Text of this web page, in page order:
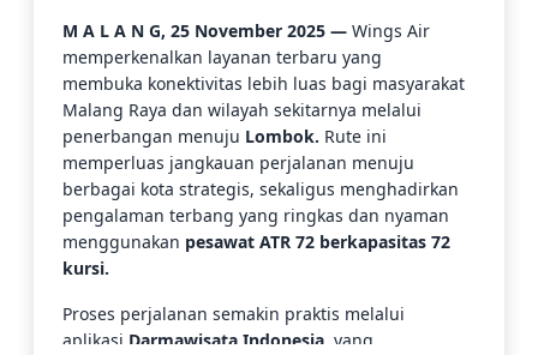
M A L A N G, 25 November 2025 — Wings Air
memperkenalkan layanan terbaru yang
membuka konektivitas lebih luas bagi masyarakat
Malang Raya dan wilayah sekitarnya melalui
penerbangan menuju Lombok. Rute ini
memperluas jangkauan perjalanan menuju
berbagai kota strategis, sekaligus menghadirkan
pengalaman terbang yang ringkas dan nyaman
menggunakan pesawat ATR 72 berkapasitas 72
kursi.
Proses perjalanan semakin praktis melalui
aplikasi Darmawisata Indonesia, yang